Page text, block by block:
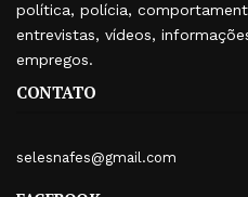
política, polícia,
entrevistas, vídeos,
empregos.
CONTATO
selesnafes@gmail.com